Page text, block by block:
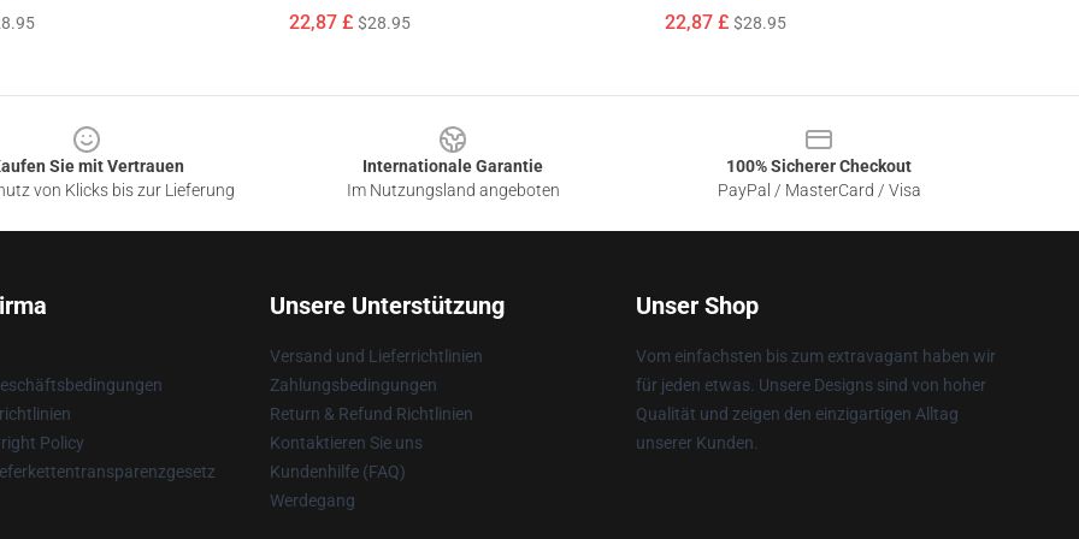
22,87 £ $28.95 22,87 £ $28.95
Sie mit Vertrauen
von Klicks bis zur Lieferung
Internationale Garantie
Im Nutzungsland angeboten
100% Sicherer Checkout
PayPal / MasterCard / Visa
Policy
Unsere Unterstützung
Versand und Lieferrichtlinien
Zahlungsbedingungen
Return & Refund Richtlinien
Kontaktieren Sie uns
Kundenhilfe (FAQ)
Werdegang
Unser Shop
Vom einfachsten bis zum extravagant haben wir
für jeden etwas. Unsere Designs sind von hoher
Qualität und zeigen den einzigartigen Alltag
unserer Kunden.